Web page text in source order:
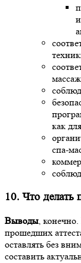
как
спа-
10. Что делать
Выводы ,
прошедших
оставлять без
составить